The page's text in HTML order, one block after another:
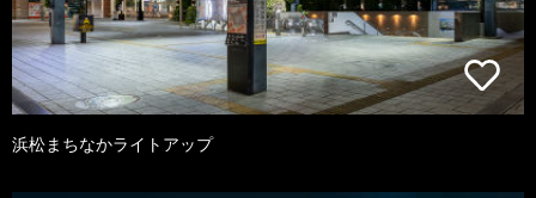
浜松まちなかライトアップ